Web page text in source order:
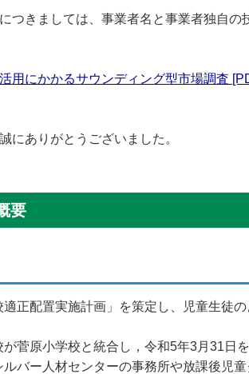
つきましては、事業者名と事業者独自
用にかかるサウンディング型市場調査
にありがとうございました。
要
正配置実施計画」を策定し、児童生徒
菅原小学校と統合し，令和5年3月31日
バー人材センターの事務所や放課後児